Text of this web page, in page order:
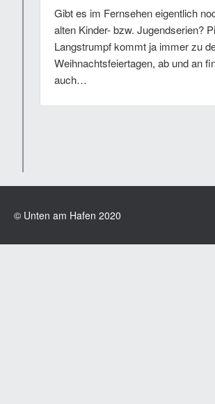
Gibt es im Fernsehen eigentlich
alten Kinder- bzw. Jugendserien?
Langstrumpf kommt ja immer zu
Weihnachtsfeiertagen, ab und an
auch…
© Unten am Hafen 2020